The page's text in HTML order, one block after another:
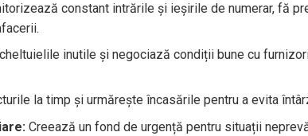
constant intrările și ieșirile de numerar, fă
inutile și negociază condiții bune cu
la timp și urmărește încasările pentru a evita
Creează un fond de urgență pentru situații